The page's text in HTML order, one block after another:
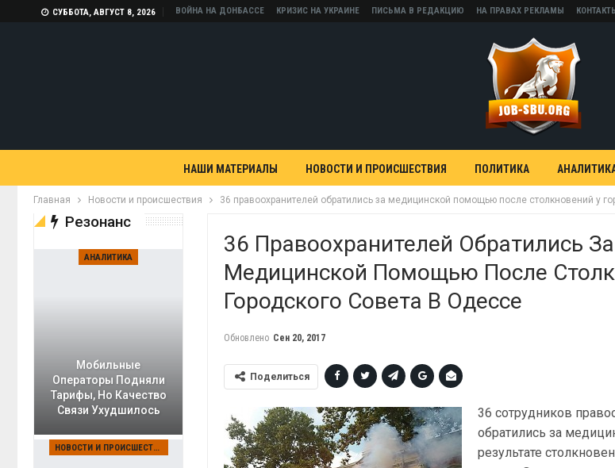
СУББОТА, АВГУСТ 8, 2026 ВОЙНА НА ДОНБАССЕ КРИЗИС НА УКРАИНЕ ПИСЬМА В РЕДАКЦИЮ НА ПРАВАХ РЕКЛАМЫ
НАШИ МАТЕРИАЛЫ НОВОСТИ И ПРОИСШЕСТВИЯ ПОЛИТИКА
Главная Новости и происшествия 36 правоохранителей обратились за медицинской помощью после столкновений у
36 Правоохранителей Обратились За
Медицинской Помощью После
Городского Совета В Одессе
Обновлено Сен 20, 2017
Поделиться
36 сотрудников
обратились за
результате
Резонанс
АНАЛИТИКА
Мобильные
Операторы Подняли
Тарифы, Но Качество
Связи Ухудшилось
НОВОСТИ И ПРОИСШЕСТВИЯ